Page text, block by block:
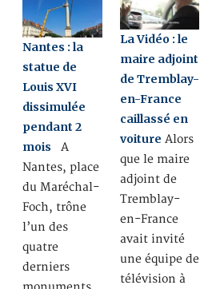
Nantes : la
statue de
Louis XVI
dissimulée
pendant 2
mois A
Nantes, place
du Maréchal-
Foch, trône
l’un des
quatre
derniers
La Vidéo : le
maire adjoint
de Tremblay-
en-France
caillassé en
voiture Alors
que le maire
adjoint de
Tremblay-
en-France
avait invité
une équipe de
télévision à